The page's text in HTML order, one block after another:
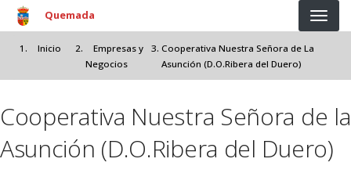
Pasar al contenido principal
Quemada
Inicio
Empresas y
Negocios
Cooperativa Nuestra Señora de La
Asunción (D.O.Ribera del Duero)
Cooperativa Nuestra Señora de la
Asunción (D.O.Ribera del Duero)